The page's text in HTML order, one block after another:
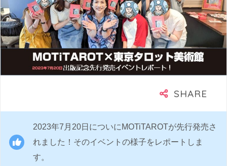
2023年7月20日についにMOTiTAROTが先行発売さ
れました！そのイベントの様子をレポートしま
す。